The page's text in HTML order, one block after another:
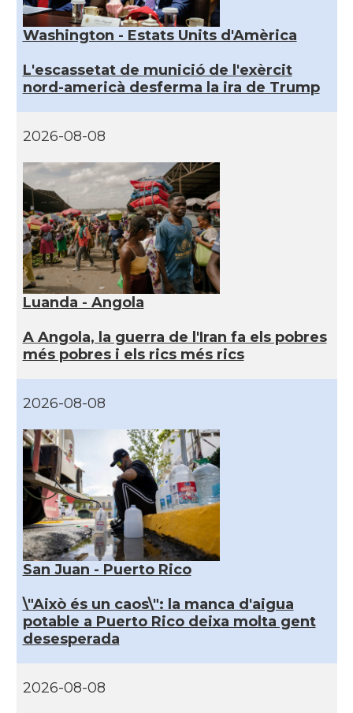
Washington - Estats Units d'Amèrica
L'escassetat de munició de l'exèrcit
nord-americà desferma la ira de Trump
2026-08-08
Luanda - Angola
A Angola, la guerra de l'Iran fa els pobres
més pobres i els rics més rics
2026-08-08
San Juan - Puerto Rico
\"Això és un caos\": la manca d'aigua
potable a Puerto Rico deixa molta gent
desesperada
2026-08-08